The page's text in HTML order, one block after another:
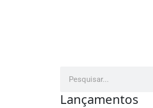
Lançamentos